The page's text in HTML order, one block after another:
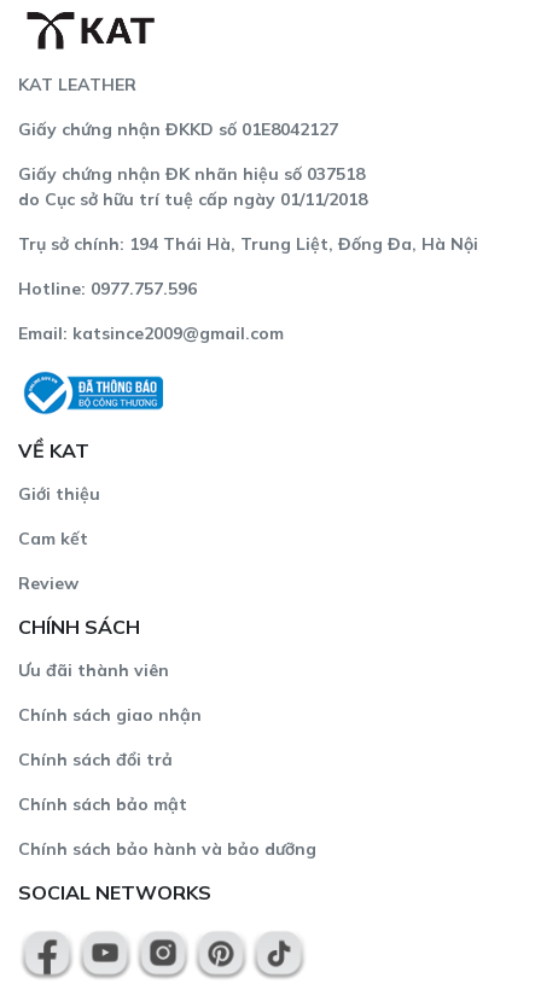
KAT LEATHER
Giấy chứng nhận ĐKKD số 01E8042127
Giấy chứng nhận ĐK nhãn hiệu số 037518
do Cục sở hữu trí tuệ cấp ngày 01/11/2018
Trụ sở chính: 194 Thái Hà, Trung Liệt, Đống Đa, Hà Nội
Hotline: 0977.757.596
Email: katsince2009@gmail.com
VỀ KAT
Giới thiệu
Cam kết
Review
CHÍNH SÁCH
Ưu đãi thành viên
Chính sách giao nhận
Chính sách đổi trả
Chính sách bảo mật
Chính sách bảo hành và bảo dưỡng
SOCIAL NETWORKS